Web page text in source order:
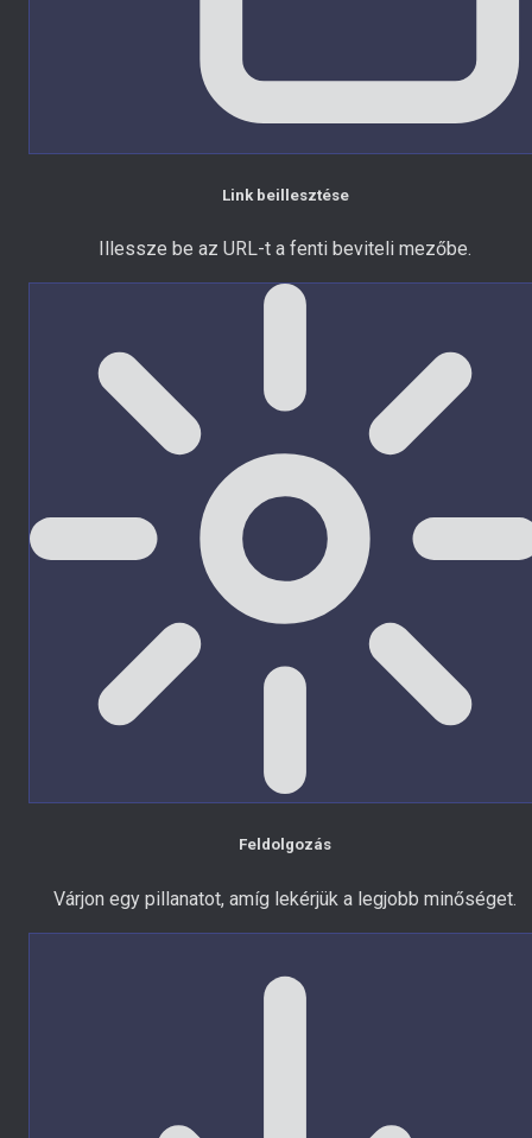
Link beillesztése
Illessze be az URL-t a fenti beviteli mezőbe.
Feldolgozás
Várjon egy pillanatot, amíg lekérjük a legjobb minőséget.